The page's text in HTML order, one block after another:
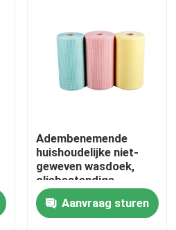
Adembenemende
huishoudelijke niet-
geweven wasdoek,
oliebestendige
herbruikbare
handdoeken voor
schoonmaken
Aanvraag sturen